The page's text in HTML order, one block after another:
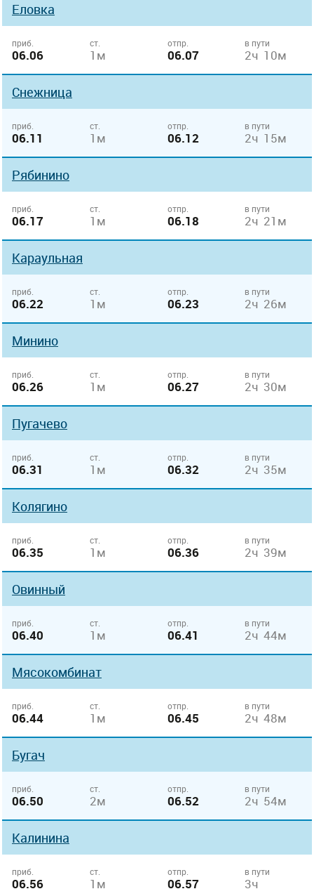
Еловка
приб.
06.06
ст.
1м
отпр.
06.07
в пути
2ч 10м
Снежница
приб.
06.11
ст.
1м
отпр.
06.12
в пути
2ч 15м
Рябинино
приб.
06.17
ст.
1м
отпр.
06.18
в пути
2ч 21м
Караульная
приб.
06.22
ст.
1м
отпр.
06.23
в пути
2ч 26м
Минино
приб.
06.26
ст.
1м
отпр.
06.27
в пути
2ч 30м
Пугачево
приб.
06.31
ст.
1м
отпр.
06.32
в пути
2ч 35м
Колягино
приб.
06.35
ст.
1м
отпр.
06.36
в пути
2ч 39м
Овинный
приб.
06.40
ст.
1м
отпр.
06.41
в пути
2ч 44м
Мясокомбинат
приб.
06.44
ст.
1м
отпр.
06.45
в пути
2ч 48м
Бугач
приб.
06.50
ст.
2м
отпр.
06.52
в пути
2ч 54м
Калинина
приб.
06.56
ст.
1м
отпр.
06.57
в пути
3ч